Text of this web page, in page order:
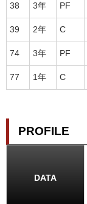
38 3年 PF
39 2年 C
74 3年 PF
77 1年 C
PROFILE
DATA